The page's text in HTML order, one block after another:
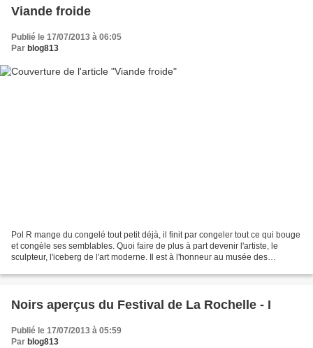
Viande froide
Publié le 17/07/2013 à 06:05
Par blog813
Pol R mange du congelé tout petit déjà, il finit par congeler tout ce qui bouge
et congèle ses semblables. Quoi faire de plus à part devenir l'artiste, le
sculpteur, l'iceberg de l'art moderne. Il est à l'honneur au musée des
Noirs aperçus du Festival de La Rochelle - I
Publié le 17/07/2013 à 05:59
Par blog813